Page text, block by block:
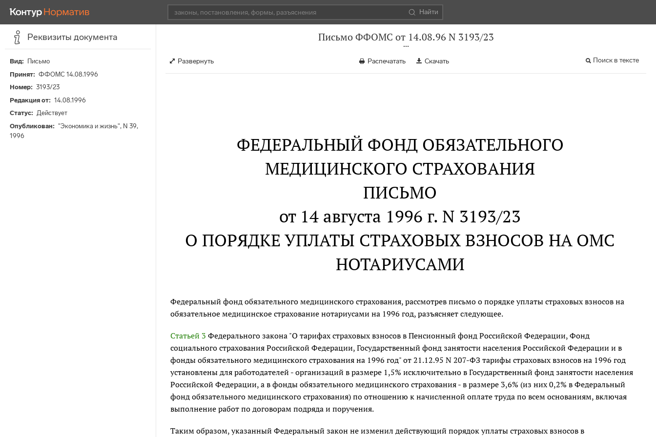
Найти
Реквизиты документа
Вид
Письмо
Принят
ФФОМС 14.08.1996
Номер
3193/23
Редакция от
14.08.1996
Статус
Действует
Опубликован
"Экономика и жизнь", N 39,
1996
Письмо ФФОМС от 14.08.96 N 3193/23
Развернуть Распечатать Скачать Поиск в тексте
ФЕДЕРАЛЬНЫЙ ФОНД ОБЯЗАТЕЛЬНОГО
МЕДИЦИНСКОГО СТРАХОВАНИЯ
ПИСЬМО
от 14 августа 1996 г. N 3193/23
О ПОРЯДКЕ УПЛАТЫ СТРАХОВЫХ ВЗНОСОВ НА ОМС
НОТАРИУСАМИ
Федеральный фонд обязательного медицинского страхования, рассмотрев письмо о порядке уплаты страховых взносов на
обязательное медицинское страхование нотариусами на 1996 год, разъясняет следующее.
Статьей 3 Федерального закона "О тарифах страховых взносов в Пенсионный фонд Российской Федерации, Фонд
социального страхования Российской Федерации, Государственный фонд занятости населения Российской Федерации и в
фонды обязательного медицинского страхования на 1996 год" от 21.12.95 N 207-ФЗ тарифы страховых взносов на 1996 год
установлены для работодателей - организаций в размере 1,5% исключительно в Государственный фонд занятости населения
Российской Федерации, а в фонды обязательного медицинского страхования - в размере 3,6% (из них 0,2% в Федеральный
фонд обязательного медицинского страхования) по отношению к начисленной оплате труда по всем основаниям, включая
выполнение работ по договорам подряда и поручения.
Таким образом, указанный Федеральный закон не изменил действующий порядок уплаты страховых взносов в